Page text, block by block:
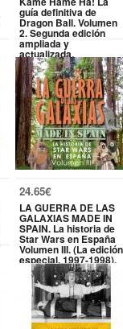
guía definitiva de
Dragon Ball. Volumen
2. Segunda edición
ampliada y
actualizada.
24.65€
LA GUERRA DE LAS
GALAXIAS MADE IN
SPAIN. La historia de
Star Wars en España
Volumen III. (La edición
especial, 1997-1998).